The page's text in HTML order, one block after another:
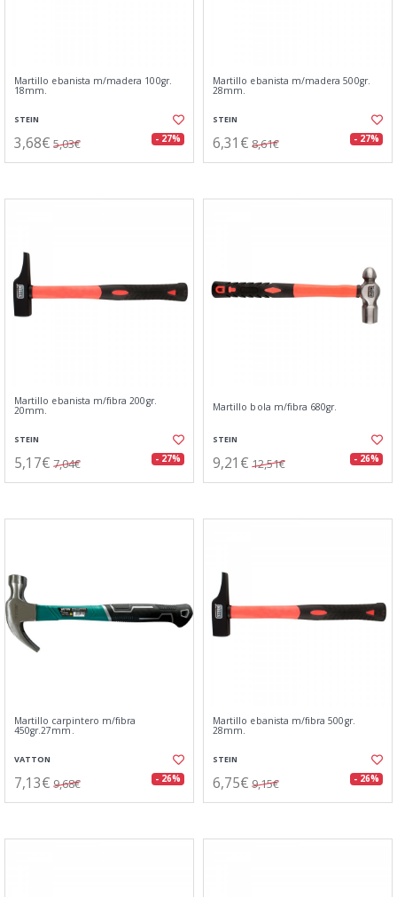
Martillo ebanista m/madera 100gr.
18mm.
STEIN
3,68€ 5,03€ - 27%
Martillo ebanista m/madera 500gr.
28mm.
STEIN
6,31€ 8,61€ - 27%
Martillo ebanista m/fibra 200gr.
20mm.
STEIN
5,17€ 7,04€ - 27%
Martillo bola m/fibra 680gr.
STEIN
9,21€ 12,51€ - 26%
Martillo carpintero m/fibra
450gr.27mm.
VATTON
7,13€ 9,68€ - 26%
Martillo ebanista m/fibra 500gr.
28mm.
STEIN
6,75€ 9,15€ - 26%